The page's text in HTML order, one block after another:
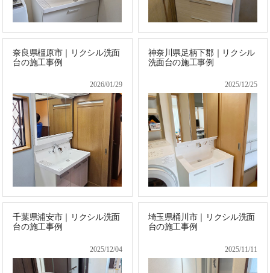
奈良県橿原市｜リクシル洗面
台の施工事例
2026/01/29
神奈川県足柄下郡｜リクシル
洗面台の施工事例
2025/12/25
千葉県浦安市｜リクシル洗面
台の施工事例
2025/12/04
埼玉県桶川市｜リクシル洗面
台の施工事例
2025/11/11